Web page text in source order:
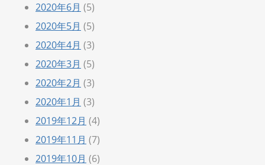
2020年6月 (5)
2020年5月 (5)
2020年4月 (3)
2020年3月 (5)
2020年2月 (3)
2020年1月 (3)
2019年12月 (4)
2019年11月 (7)
2019年10月 (6)